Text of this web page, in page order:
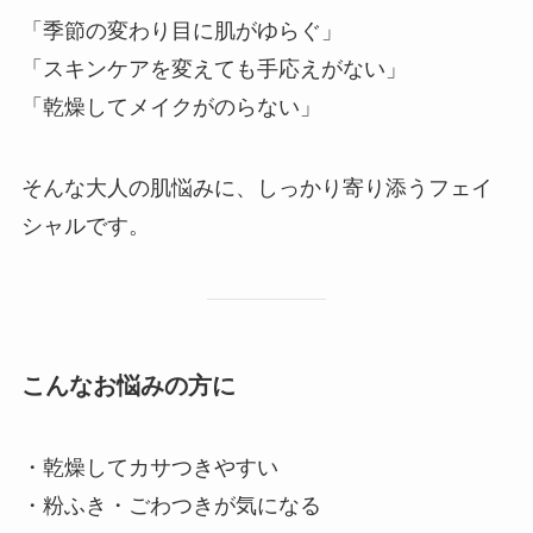
「季節の変わり目に肌がゆらぐ」
「スキンケアを変えても手応えがない」
「乾燥してメイクがのらない」
そんな大人の肌悩みに、しっかり寄り添うフェイ
シャルです。
こんなお悩みの方に
・乾燥してカサつきやすい
・粉ふき・ごわつきが気になる